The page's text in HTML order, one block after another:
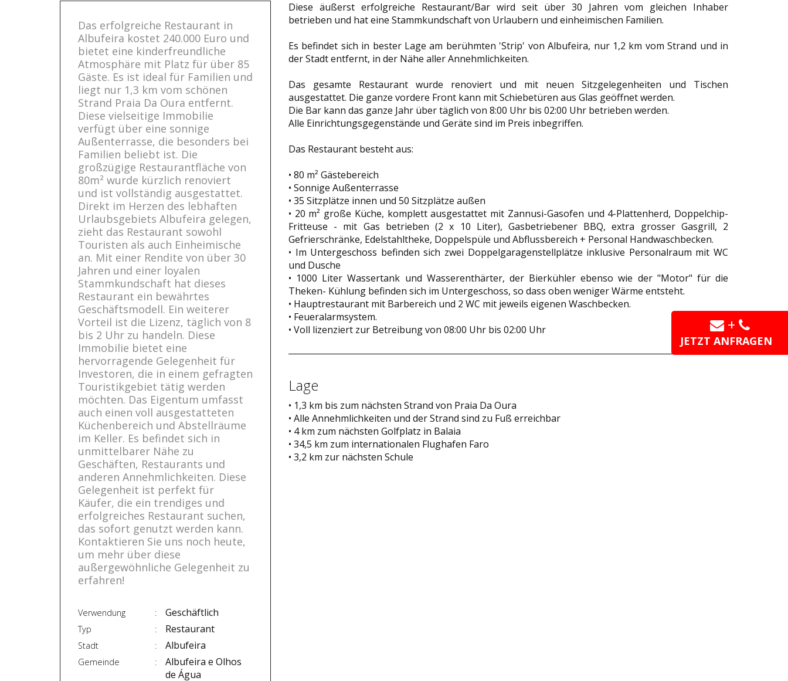
Das erfolgreiche Restaurant in
Albufeira kostet 240.000 Euro und
bietet eine kinderfreundliche
Atmosphäre mit Platz für über 85
Gäste. Es ist ideal für Familien und
liegt nur 1,3 km vom schönen
Strand Praia Da Oura entfernt.
Diese vielseitige Immobilie
verfügt über eine sonnige
Außenterrasse, die besonders bei
Familien beliebt ist. Die
großzügige Restaurantfläche von
80m² wurde kürzlich renoviert
und ist vollständig ausgestattet.
Direkt im Herzen des lebhaften
Urlaubsgebiets Albufeira gelegen,
zieht das Restaurant sowohl
Touristen als auch Einheimische
an. Mit einer Rendite von über 30
Jahren und einer loyalen
Stammkundschaft hat dieses
Restaurant ein bewährtes
Geschäftsmodell. Ein weiterer
Vorteil ist die Lizenz, täglich von 8
bis 2 Uhr zu handeln. Diese
Immobilie bietet eine
hervorragende Gelegenheit für
Investoren, die in einem gefragten
Touristikgebiet tätig werden
möchten. Das Eigentum umfasst
auch einen voll ausgestatteten
Küchenbereich und Abstellräume
im Keller. Es befindet sich in
unmittelbarer Nähe zu
Geschäften, Restaurants und
anderen Annehmlichkeiten. Diese
Gelegenheit ist perfekt für
Käufer, die ein trendiges und
erfolgreiches Restaurant suchen,
das sofort genutzt werden kann.
Kontaktieren Sie uns noch heute,
um mehr über diese
außergewöhnliche Gelegenheit zu
erfahren!
Verwendung Geschäftlich
Typ Restaurant
Stadt Albufeira
Gemeinde
Albufeira e Olhos
de Água
Diese äußerst erfolgreiche Restaurant/Bar wird seit über 30 Jahren vom gleichen Inhaber
betrieben und hat eine Stammkundschaft von Urlaubern und einheimischen Familien.
Es befindet sich in bester Lage am berühmten 'Strip' von Albufeira, nur 1,2 km vom Strand und in
der Stadt entfernt, in der Nähe aller Annehmlichkeiten.
Das gesamte Restaurant wurde renoviert und mit neuen Sitzgelegenheiten und Tischen
ausgestattet. Die ganze vordere Front kann mit Schiebetüren aus Glas geöffnet werden.
Die Bar kann das ganze Jahr über täglich von 8:00 Uhr bis 02:00 Uhr betrieben werden.
Alle Einrichtungsgegenstände und Geräte sind im Preis inbegriffen.
Das Restaurant besteht aus:
• 80 m² Gästebereich
• Sonnige Außenterrasse
• 35 Sitzplätze innen und 50 Sitzplätze außen
• 20 m² große Küche, komplett ausgestattet mit Zannusi-Gasofen und 4-Plattenherd, Doppelchip-
Fritteuse - mit Gas betrieben (2 x 10 Liter), Gasbetriebener BBQ, extra grosser Gasgrill, 2
Gefrierschränke, Edelstahltheke, Doppelspüle und Abflussbereich + Personal Handwaschbecken.
• Im Untergeschoss befinden sich zwei Doppelgaragenstellplätze inklusive Personalraum mit WC
und Dusche
• 1000 Liter Wassertank und Wasserenthärter, der Bierkühler ebenso wie der "Motor" für die
Theken- Kühlung befinden sich im Untergeschoss, so dass oben weniger Wärme entsteht.
• Hauptrestaurant mit Barbereich und 2 WC mit jeweils eigenen Waschbecken.
• Feueralarmsystem.
• Voll lizenziert zur Betreibung von 08:00 Uhr bis 02:00 Uhr
Lage
• 1,3 km bis zum nächsten Strand von Praia Da Oura
• Alle Annehmlichkeiten und der Strand sind zu Fuß erreichbar
• 4 km zum nächsten Golfplatz in Balaia
• 34,5 km zum internationalen Flughafen Faro
• 3,2 km zur nächsten Schule
JETZT ANFRAGEN
+